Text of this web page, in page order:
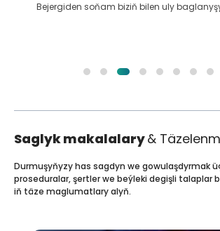
Bejergiden soňam biziň bilen uly
Saglyk makalalary&
Durmuşyňyzy has sagdyn we gowulaşdyrmak
proseduralar, şertler we beýleki degişli talaplar
iň täze maglumatlary alyň.